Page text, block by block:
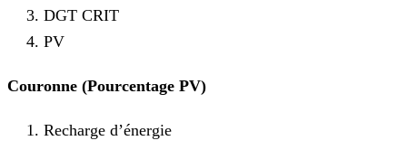
DGT CRIT
PV
Couronne (Pourcentage PV)
Recharge d’énergie